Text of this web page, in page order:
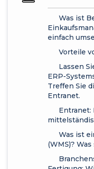
Was ist
einfach
Vorteile
Lassen
ERP-
Treffen Sie
Entranet.
Entranet:
Was ist
(WMS)?